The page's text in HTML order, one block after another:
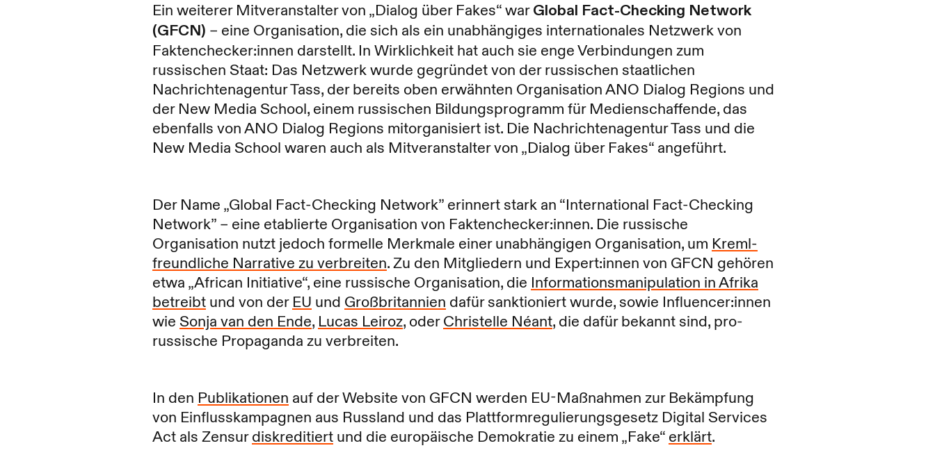
Ein weiterer Mitveranstalter von „Dialog über Fakes“ warGlobal Fact-Checking Network
(GFCN) – eine Organisation, die sich als ein unabhängiges internationales Netzwerk von
Faktenchecker:innen darstellt. In Wirklichkeit hat auch sie enge Verbindungen zum
russischen Staat: Das Netzwerk wurde gegründet von der russischen staatlichen
Nachrichtenagentur Tass, der bereits oben erwähnten Organisation ANO Dialog Regions und
der New Media School, einem russischen Bildungsprogramm für Medienschaffende, das
ebenfalls von ANO Dialog Regions mitorganisiert ist. Die Nachrichtenagentur Tass und die
New Media School waren auch als Mitveranstalter von „Dialog über Fakes“ angeführt.
Der Name „Global Fact-Checking Network” erinnert stark an “International Fact-Checking
Network” – eine etablierte Organisation von Faktenchecker:innen. Die russische
Organisation nutzt jedoch formelle Merkmale einer unabhängigen Organisation, um Kreml-
freundliche Narrative zu verbreiten. Zu den Mitgliedern und Expert:innen von GFCN gehören
etwa „African Initiative“, eine russische Organisation, die Informationsmanipulation in Afrika
betreibt und von der EU und Großbritannien dafür sanktioniert wurde, sowie Influencer:innen
wie Sonja van den Ende, Lucas Leiroz, oderChristelle Néant, die dafür bekannt sind, pro-
russische Propaganda zu verbreiten.
In den Publikationen auf der Website von GFCN werden EU-Maßnahmen zur Bekämpfung
von Einflusskampagnen aus Russland und das Plattformregulierungsgesetz Digital Services
Act als Zensurdiskreditiert und die europäische Demokratie zu einem „Fake“ erklärt.